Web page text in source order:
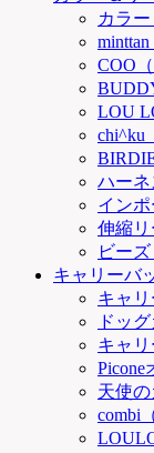
カラ
COO（
LOU
chi^ku
ハーネ
インポ
伸縮リ
ビー
キャリーバ
キャ
ドッ
キャ
Picone
天使の
combi